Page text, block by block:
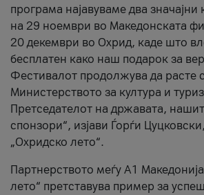
програма најавуваме два значајни
на 29 ноември во Македонската
20 декември во Охрид, каде што
бесплатен како наш подарок за
Фестивалот продолжува да расте
Министерството за култура и
Претседателот на државата,
спонзори“, изјави Ѓорѓи
„Охридско лето“.
Партнерството меѓу A1
лето“ претставува пример за